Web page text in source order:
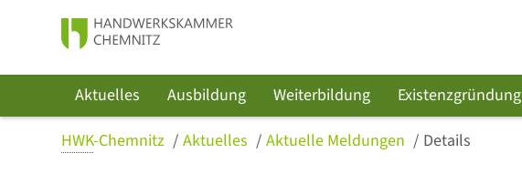
Aktuelles Ausbildung Weiterbildung Existenzgründung
HWK-Chemnitz Aktuelles Aktuelle Meldungen Details